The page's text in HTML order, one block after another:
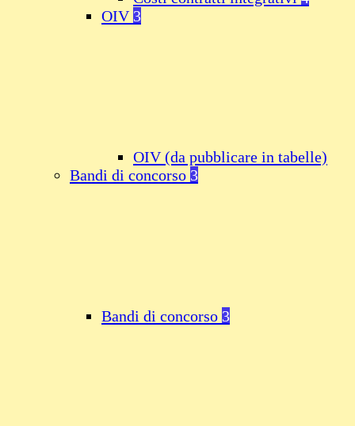
OIV 3
OIV (da pubblicare in tabelle)
Bandi di concorso 3
Bandi di concorso 3